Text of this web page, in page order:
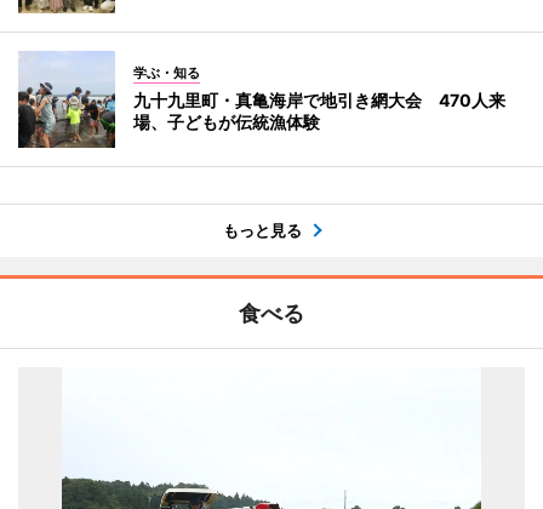
学ぶ・知る
九十九里町・真亀海岸で地引き網大会 470人来
場、子どもが伝統漁体験
もっと見る
食べる